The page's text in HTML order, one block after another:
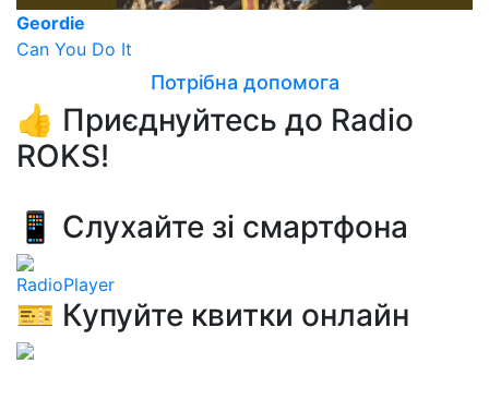
Geordie
Can You Do It
Потрібна допомога
👍 Приєднуйтесь до Radio
ROKS!
📱 Слухайте зі смартфона
RadioPlayer
🎫 Купуйте квитки онлайн